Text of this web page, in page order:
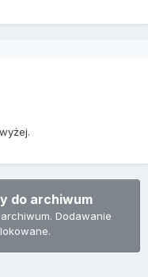
do archiwum
Dodawanie